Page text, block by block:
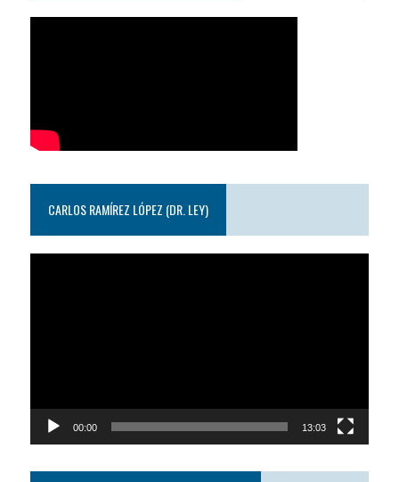
CARLOS RAMÍREZ LÓPEZ (DR. LEY)
00:00 13:03